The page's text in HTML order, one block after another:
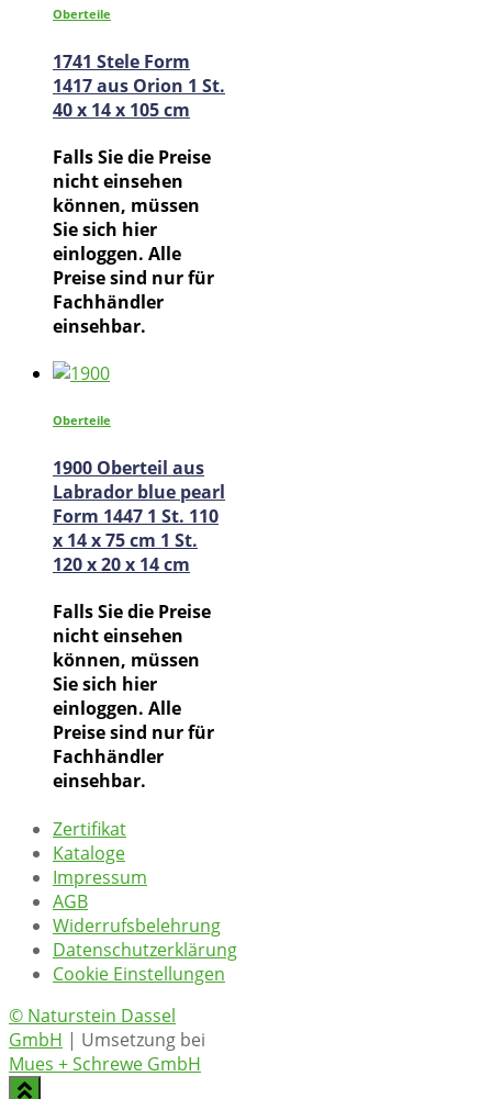
Oberteile
1741 Stele Form
1417 aus Orion 1 St.
40 x 14 x 105 cm
Falls Sie die Preise
nicht einsehen
können, müssen
Sie sich hier
einloggen. Alle
Preise sind nur für
Fachhändler
einsehbar.
Oberteile
1900 Oberteil aus
Labrador blue pearl
Form 1447 1 St. 110
x 14 x 75 cm 1 St.
120 x 20 x 14 cm
Falls Sie die Preise
nicht einsehen
können, müssen
Sie sich hier
einloggen. Alle
Preise sind nur für
Fachhändler
einsehbar.
Zertifikat
Kataloge
Impressum
AGB
Widerrufsbelehrung
Datenschutzerklärung
Cookie Einstellungen
© Naturstein Dassel
GmbH | Umsetzung bei
Mues + Schrewe GmbH